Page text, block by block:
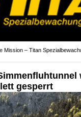
Mission – Titan
gesperrt